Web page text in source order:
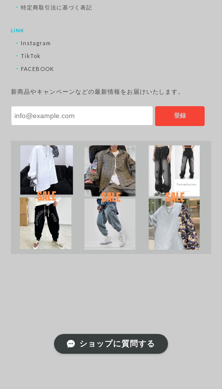
特定商取引法に基づく表記
LINK
Instagram
TikTok
FACEBOOK
新商品やキャンペーンなどの最新情報をお届けいたします。
登録
ショップに質問する